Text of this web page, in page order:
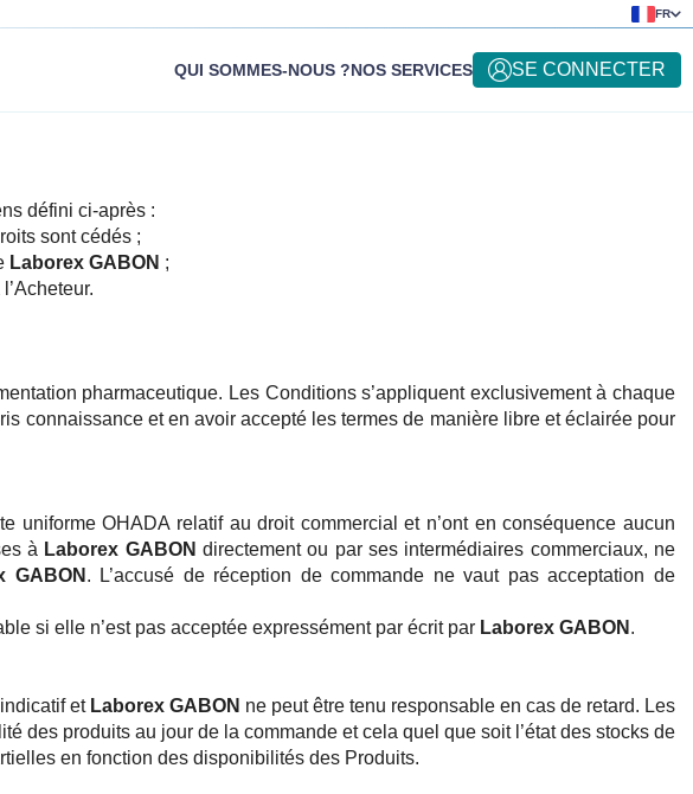
FR
QUI SOMMES-NOUS ?NOS SERVICES SE CONNECTER
défini ci-après :
sont cédés ;
Laborex GABON ;
pharmaceutique. Les Conditions s’appliquent exclusivement à chaque
connaissance et en avoir accepté les termes de manière libre et éclairée pour
uniforme OHADA relatif au droit commercial et n’ont en conséquence aucun
à Laborex GABON directement ou par ses intermédiaires commerciaux, ne
GABON . L’accusé de réception de commande ne vaut pas acceptation de
si elle n’est pas acceptée expressément par écrit par Laborex GABON .
et Laborex GABON ne peut être tenu responsable en cas de retard. Les
des produits au jour de la commande et cela quel que soit l’état des stocks de
en fonction des disponibilités des Produits.